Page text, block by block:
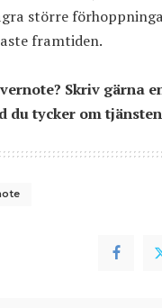
större
framtiden.
Skriv gärna
du tycker om